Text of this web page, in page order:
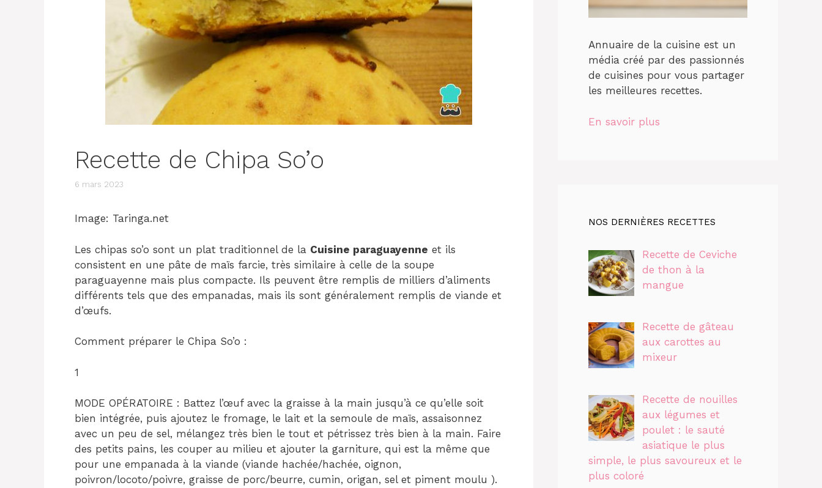
Recette de Chipa So’o
6 mars 2023
Image: Taringa.net
Les chipas so’o sont un plat traditionnel de la Cuisine paraguayenne et ils
consistent en une pâte de maïs farcie, très similaire à celle de la soupe
paraguayenne mais plus compacte. Ils peuvent être remplis de milliers d’aliments
différents tels que des empanadas, mais ils sont généralement remplis de viande et
d’œufs.
Comment préparer le Chipa So’o :
1
MODE OPÉRATOIRE : Battez l’œuf avec la graisse à la main jusqu’à ce qu’elle soit
bien intégrée, puis ajoutez le fromage, le lait et la semoule de maïs, assaisonnez
avec un peu de sel, mélangez très bien le tout et pétrissez très bien à la main. Faire
des petits pains, les couper au milieu et ajouter la garniture, qui est la même que
pour une empanada à la viande (viande hachée/hachée, oignon,
poivron/locoto/poivre, graisse de porc/beurre, cumin, origan, sel et piment moulu ).
Annuaire de la cuisine est un
média créé par des passionnés
de cuisines pour vous partager
les meilleures recettes.
En savoir plus
NOS DERNIÈRES RECETTES
Recette de Ceviche
de thon à la
mangue
Recette de gâteau
aux carottes au
mixeur
Recette de nouilles
aux légumes et
poulet : le sauté
asiatique le plus
simple, le plus savoureux et le
plus coloré